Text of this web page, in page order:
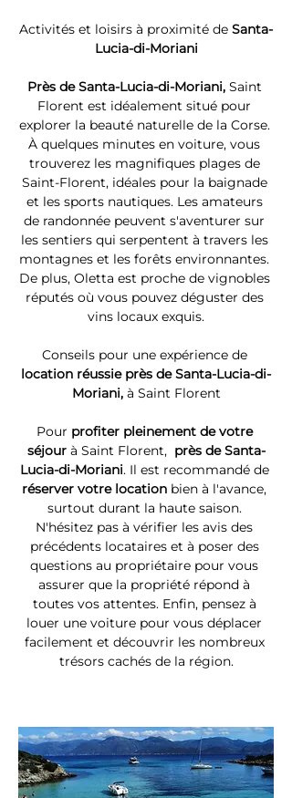
Activités et loisirs à proximité de Santa-
Lucia-di-Moriani
Près de Santa-Lucia-di-Moriani, Saint
Florent est idéalement situé pour
explorer la beauté naturelle de la Corse.
À quelques minutes en voiture, vous
trouverez les magnifiques plages de
Saint-Florent, idéales pour la baignade
et les sports nautiques. Les amateurs
de randonnée peuvent s'aventurer sur
les sentiers qui serpentent à travers les
montagnes et les forêts environnantes.
De plus, Oletta est proche de vignobles
réputés où vous pouvez déguster des
vins locaux exquis.
Conseils pour une expérience de
location réussie près de Santa-Lucia-di-
Moriani, à Saint Florent
Pour profiter pleinement de votre
séjour à Saint Florent, près de Santa-
Lucia-di-Moriani. Il est recommandé de
réserver votre location bien à l'avance,
surtout durant la haute saison.
N'hésitez pas à vérifier les avis des
précédents locataires et à poser des
questions au propriétaire pour vous
assurer que la propriété répond à
toutes vos attentes. Enfin, pensez à
louer une voiture pour vous déplacer
facilement et découvrir les nombreux
trésors cachés de la région.